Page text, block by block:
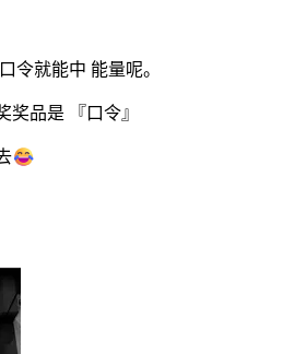
令就能中 能量呢。
品是 『口令』
😂